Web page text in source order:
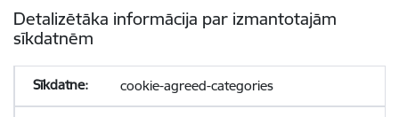
Detalizētāka informācija par izmantotajām
sīkdatnēm
cookie-agreed-categories